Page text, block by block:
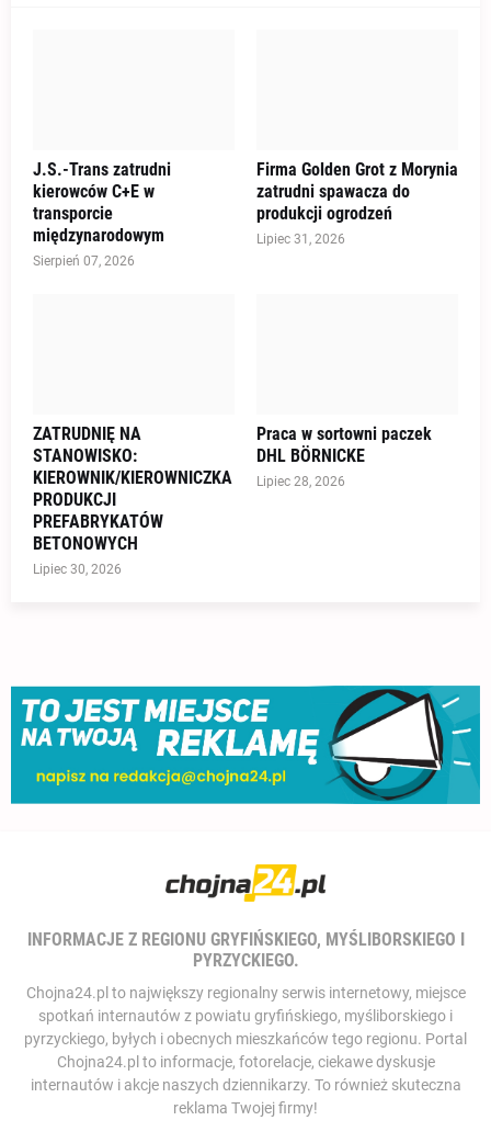
J.S.-Trans zatrudni
kierowców C+E w
transporcie
międzynarodowym
Sierpień 07, 2026
Firma Golden Grot z Morynia
zatrudni spawacza do
produkcji ogrodzeń
Lipiec 31, 2026
ZATRUDNIĘ NA
STANOWISKO:
KIEROWNIK/KIEROWNICZKA
PRODUKCJI
PREFABRYKATÓW
BETONOWYCH
Lipiec 30, 2026
Praca w sortowni paczek
DHL BÖRNICKE
Lipiec 28, 2026
INFORMACJE Z REGIONU GRYFIŃSKIEGO, MYŚLIBORSKIEGO I
PYRZYCKIEGO.
Chojna24.pl to największy regionalny serwis internetowy, miejsce
spotkań internautów z powiatu gryfińskiego, myśliborskiego i
pyrzyckiego, byłych i obecnych mieszkańców tego regionu. Portal
Chojna24.pl to informacje, fotorelacje, ciekawe dyskusje
internautów i akcje naszych dziennikarzy. To również skuteczna
reklama Twojej firmy!